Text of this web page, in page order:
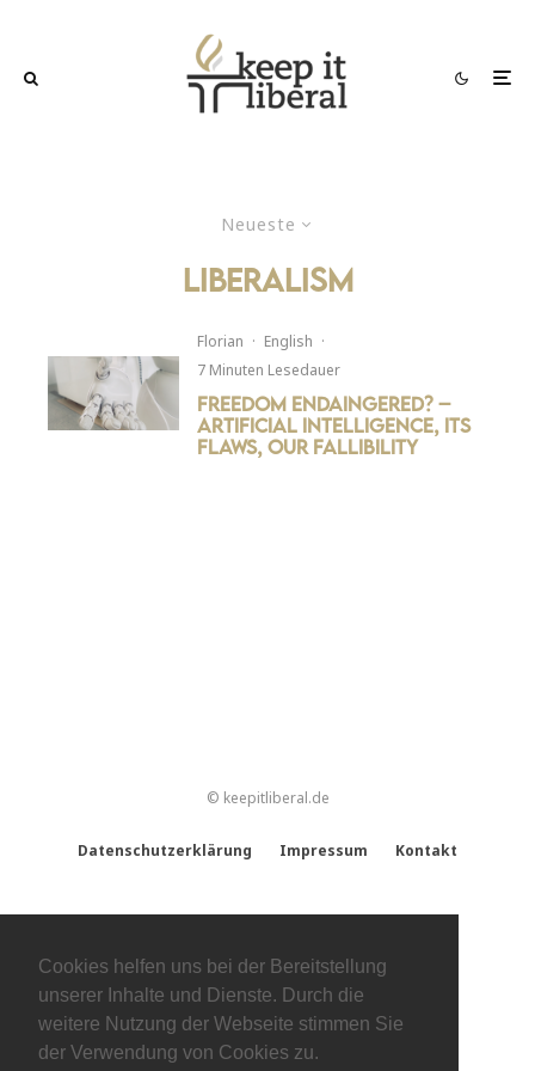
Cookies helfen uns bei der Bereitstellung
unserer Inhalte und Dienste. Durch die
weitere Nutzung der Webseite stimmen Sie
der Verwendung von Cookies zu.
Neueste
liberalism
Florian · English ·
7 Minuten Lesedauer
Freedom endAIngered? –
Artificial Intelligence, its
flaws, our fallibility
© keepitliberal.de
Datenschutzerklärung Impressum Kontakt